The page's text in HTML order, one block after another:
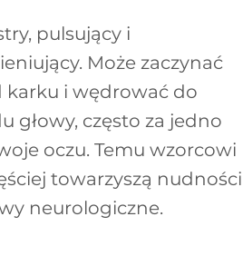
pulsujący i
Może zaczynać
karku i wędrować do
głowy, często za jedno
oczu. Temu wzorcowi
towarzyszą nudności
neurologiczne.